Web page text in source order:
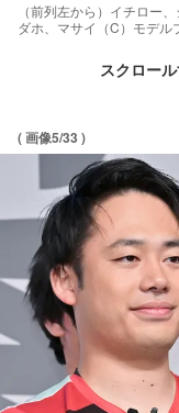
（前列左から）イチロー
ダホ、マサイ（C）モデル
スクロー
( 画像5/33 )